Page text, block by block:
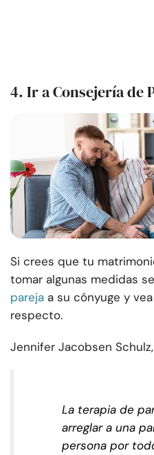
4. Ir a Consejería de
Si crees que tu
tomar algunas medidas
pareja a su cónyuge y
respecto.
Jennifer Jacobsen
La terapia de
arreglar a una
persona por